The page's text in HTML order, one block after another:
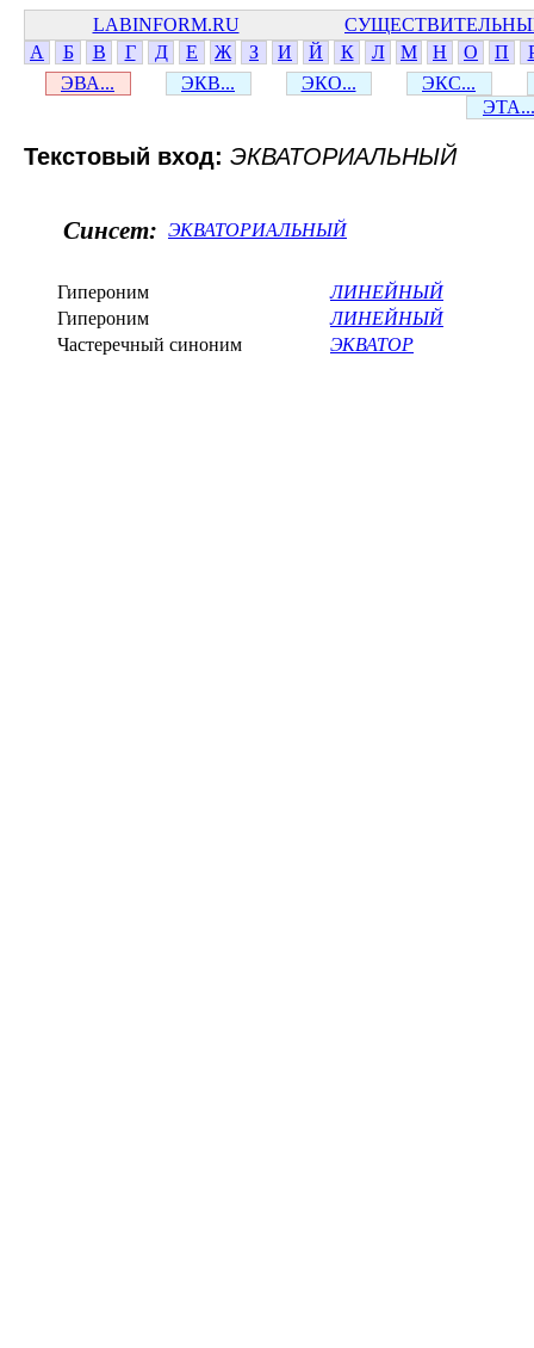
LABINFORM.RU
А
Б В Г Д Е Ж З И Й К Л М Н О П
ЭВА...
ЭКВ... ЭКО...
ЭКС...
ЭТА...
Текстовый вход: ЭКВАТОРИАЛЬНЫЙ
Синсет: ЭКВАТОРИАЛЬНЫЙ
Гипероним
ЛИНЕЙНЫЙ
Гипероним
ЛИНЕЙНЫЙ
Частеречный синоним
ЭКВАТОР